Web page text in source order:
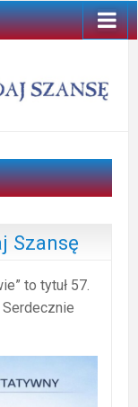
Szansę
to tytuł 57.